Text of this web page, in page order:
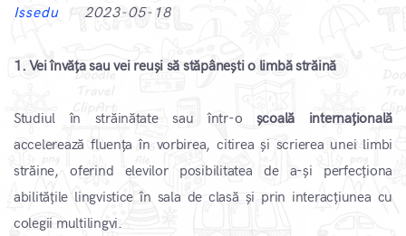
Issedu 2023-05-18
1. Vei învăța sau vei reuși să stăpânești o limbă străină
Studiul în străinătate sau într-o școală internațională
accelerează fluența în vorbirea, citirea și scrierea unei limbi
străine, oferind elevilor posibilitatea de a-și perfecționa
abilitățile lingvistice în sala de clasă și prin interacțiunea cu
colegii multilingvi.